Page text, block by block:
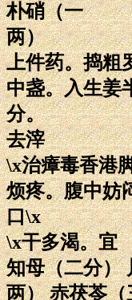
朴硝（一
两）
上件药。捣粗
中盏。入生姜
分。
去滓
\x治瘴毒香港
烦疼。腹中妨
口\x
\x干多渴。宜
知母（二分）
两） 赤茯苓